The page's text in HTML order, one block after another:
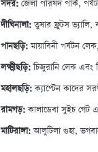
সদর: জেলা পরিষদ পার্ক,
দীঘিনালা:তুষার ফ্রুটস ভ্যালি,
পানছড়ি:মায়াবিনী পর্যটন
লক্ষ্মীছড়ি:চিজুরানি লেক এবং
মহালছড়ি:ক্যাপ্টেন কাদের
রামগড়:কালাডেবা সুইচ গেট
মাটিরাঙ্গা:আলুটিলা গুহা,